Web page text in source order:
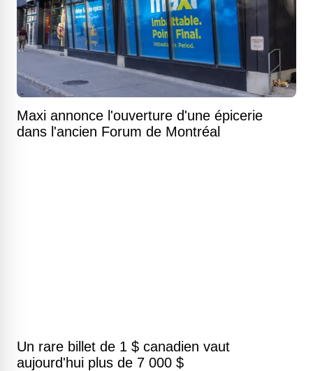
Maxi annonce l'ouverture d'une épicerie
dans l'ancien Forum de Montréal
Un rare billet de 1 $ canadien vaut
aujourd'hui plus de 7 000 $